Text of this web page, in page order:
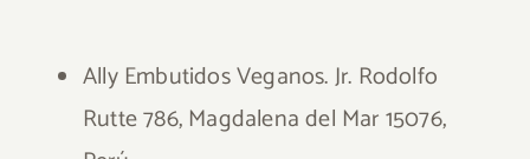
Ally Embutidos Veganos. Jr. Rodolfo
Rutte 786, Magdalena del Mar 15076,